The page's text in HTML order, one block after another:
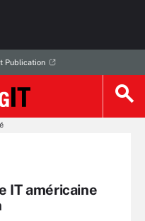
Publication
IT américaine